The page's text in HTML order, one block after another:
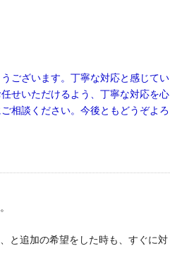
ございます。丁寧な対応と感じてい
せいただけるよう、丁寧な対応を心
相談ください。今後ともどうぞよろ
と追加の希望をした時も、すぐに対